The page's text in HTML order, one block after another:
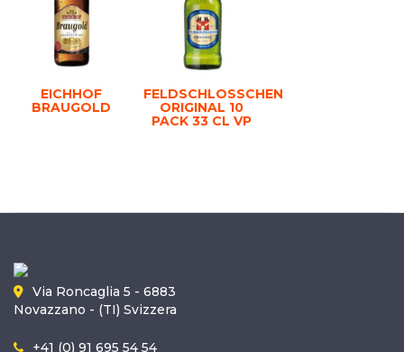
EICHHOF
BRAUGOLD
FELDSCHLOSSCHEN
ORIGINAL 10
PACK 33 CL VP
Via Roncaglia 5 - 6883
Novazzano - (TI) Svizzera
+41 (0) 91 695 54 54